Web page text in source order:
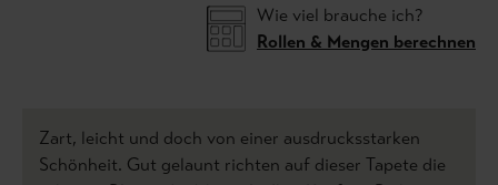
Wie viel brauche ich?
Rollen & Mengen berechnen
Zart, leicht und doch von einer ausdrucksstarken
Schönheit. Gut gelaunt richten auf dieser Tapete die